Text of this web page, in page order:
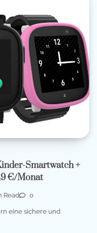
Smartwatch +
€/Monat
Read 0
eine sichere und